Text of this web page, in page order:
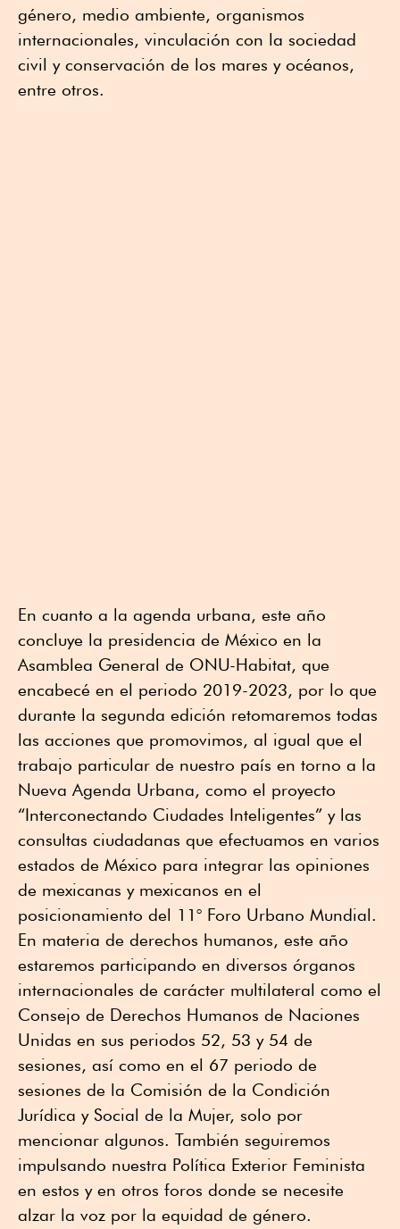
género, medio ambiente, organismos
internacionales, vinculación con la sociedad
civil y conservación de los mares y océanos,
entre otros.
En cuanto a la agenda urbana, este año
concluye la presidencia de México en la
Asamblea General de ONU-Habitat, que
encabecé en el periodo 2019-2023, por lo que
durante la segunda edición retomaremos todas
las acciones que promovimos, al igual que el
trabajo particular de nuestro país en torno a la
Nueva Agenda Urbana, como el proyecto
“Interconectando Ciudades Inteligentes” y las
consultas ciudadanas que efectuamos en varios
estados de México para integrar las opiniones
de mexicanas y mexicanos en el
posicionamiento del 11° Foro Urbano Mundial.
En materia de derechos humanos, este año
estaremos participando en diversos órganos
internacionales de carácter multilateral como el
Consejo de Derechos Humanos de Naciones
Unidas en sus periodos 52, 53 y 54 de
sesiones, así como en el 67 periodo de
sesiones de la Comisión de la Condición
Jurídica y Social de la Mujer, solo por
mencionar algunos. También seguiremos
impulsando nuestra Política Exterior Feminista
en estos y en otros foros donde se necesite
alzar la voz por la equidad de género.